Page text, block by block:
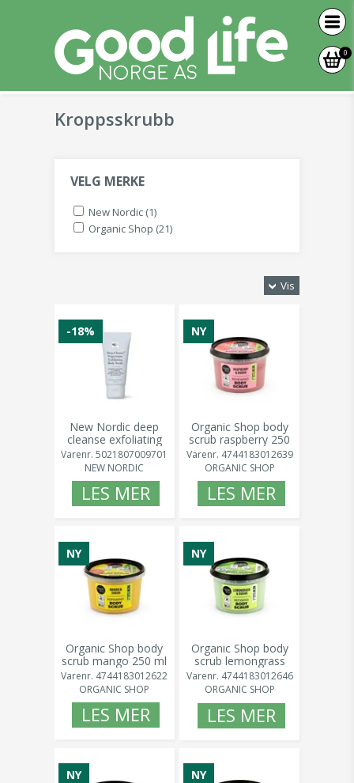
0
Kroppsskrubb
VELG MERKE
New Nordic (1)
Organic Shop (21)
Vis
-18%
New Nordic deep
cleanse exfoliating
body scrub
peppermint 15
Varenr. 5021807009701
NEW NORDIC
LES MER
NY
Organic Shop body
scrub raspberry 250
ml
Varenr. 4744183012639
ORGANIC SHOP
LES MER
NY
Organic Shop body
scrub mango 250 ml
Varenr. 4744183012622
ORGANIC SHOP
LES MER
NY
Organic Shop body
scrub lemongrass
250 ml
Varenr. 4744183012646
ORGANIC SHOP
LES MER
NY NY